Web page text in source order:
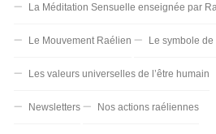
La Méditation Sensuelle enseignée par
Le Mouvement Raélien Le symbole de
Les valeurs universelles de l’être humain
Newsletters Nos actions raéliennes